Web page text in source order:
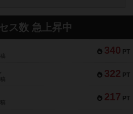
ス数 急上昇中
340 PT
322 PT
217 PT